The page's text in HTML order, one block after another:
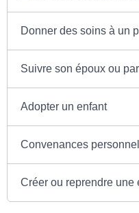
Donner des soins à un
Suivre son époux ou
Adopter un enfant
Convenances
Créer ou reprendre une